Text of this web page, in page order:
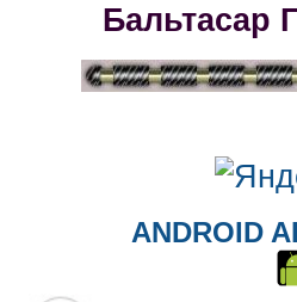
Бальтасар
ANDROID